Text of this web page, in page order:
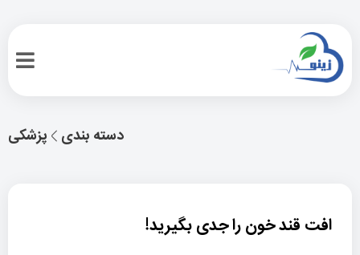
پزشکی دسته بندی
افت قند خون را جدی بگیرید!